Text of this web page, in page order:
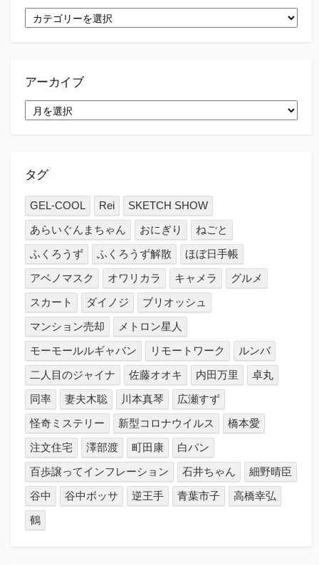
テ
アーカイブ
ー
タグ
GEL-COOL Rei
SKETCH SHOW
あらいぐんまちゃん
おにぎり
ねごと
ふくろうず
ふくろうず解散
ほぼ日手帳
アベノマスク
オワリカラ キャメラ
グルメ
スカート
ダイノジ
ブリオッシュ
マンション売却
メトロン星人
モーモールルギャバン
リモートワーク
ルンバ
二人目のジャイナ
佐藤オオキ 内田万里
卓丸
同率
妻夫木聡 川本真琴
広瀬すず
怪奇ミステリー
新型コロナウイルス
橋本愛
注文住宅
澤部渡 町田康
白パン
百歩譲ってインフレーション
石井ちゃん
細野晴臣
谷中
谷中ボッサ 逆王手 青葉市子
高橋幸弘
鶴